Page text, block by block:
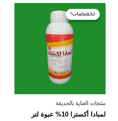
تخفيضات!
تخفيضات!
منتجات العناية بالحديقة
لمبادا أكسترا 10% عبوة لتر
السعر
الأصلي
هو:
550,00 EGP.
السعر